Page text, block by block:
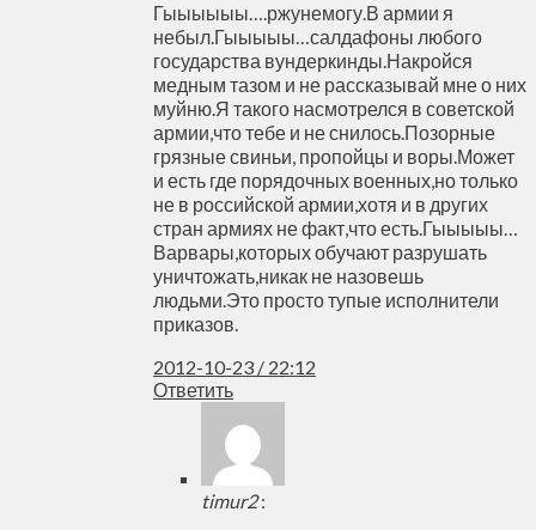
Гыыыыыы….ржунемогу.В армии я
небыл.Гыыыыы…салдафоны любого
государства вундеркинды.Накройся
медным тазом и не рассказывай мне о них
муйню.Я такого насмотрелся в советской
армии,что тебе и не снилось.Позорные
грязные свиньи, пропойцы и воры.Может
и есть где порядочных военных,но только
не в российской армии,хотя и в других
стран армиях не факт,что есть.Гыыыыы…
Варвары,которых обучают разрушать
уничтожать,никак не назовешь
людьми.Это просто тупые исполнители
приказов.
2012-10-23 / 22:12
Ответить
timur2 :